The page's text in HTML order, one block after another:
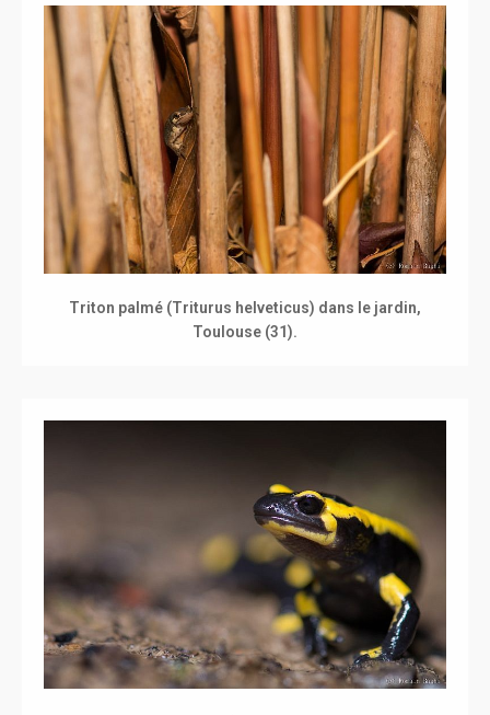
Triton palmé (Triturus helveticus) dans le jardin,
Toulouse (31).